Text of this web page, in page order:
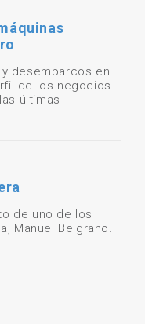
desembarcos en
de los negocios
últimas
de uno de los
Manuel Belgrano.